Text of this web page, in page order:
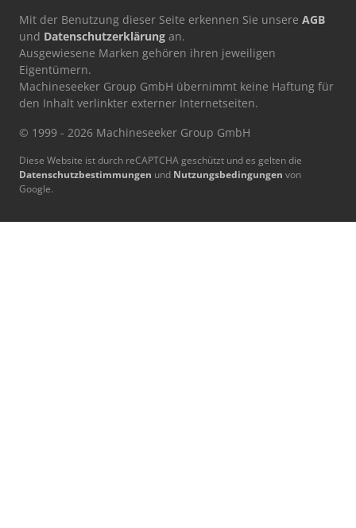
Mit der Benutzung dieser Seite erkennen Sie unsere AGB
und Datenschutzerklärung an.
Ausgewiesene Marken gehören ihren jeweiligen
Eigentümern.
Machineseeker Group GmbH übernimmt keine Haftung für
den Inhalt verlinkter externer Internetseiten.
© 1999 - 2026 Machineseeker Group GmbH
Diese Website ist durch reCAPTCHA geschützt und es gelten die
Datenschutzbestimmungen und Nutzungsbedingungen von
Google.